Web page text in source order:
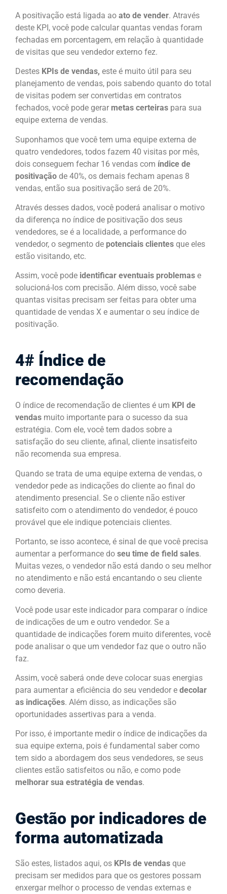
A positivação está ligada ao ato de vender. Através
deste KPI, você pode calcular quantas vendas foram
fechadas em porcentagem, em relação à quantidade
de visitas que seu vendedor externo fez.
Destes KPIs de vendas, este é muito útil para seu
planejamento de vendas, pois sabendo quanto do total
de visitas podem ser convertidas em contratos
fechados, você pode gerar metas certeiras para sua
equipe externa de vendas.
Suponhamos que você tem uma equipe externa de
quatro vendedores, todos fazem 40 visitas por mês,
dois conseguem fechar 16 vendas com índice de
positivação de 40%, os demais fecham apenas 8
vendas, então sua positivação será de 20%.
Através desses dados, você poderá analisar o motivo
da diferença no índice de positivação dos seus
vendedores, se é a localidade, a performance do
vendedor, o segmento de potenciais clientes que eles
estão visitando, etc.
Assim, você pode identificar eventuais problemas e
solucioná-los com precisão. Além disso, você sabe
quantas visitas precisam ser feitas para obter uma
quantidade de vendas X e aumentar o seu índice de
positivação.
4# Índice de
recomendação
O índice de recomendação de clientes é um KPI de
vendas muito importante para o sucesso da sua
estratégia. Com ele, você tem dados sobre a
satisfação do seu cliente, afinal, cliente insatisfeito
não recomenda sua empresa.
Quando se trata de uma equipe externa de vendas, o
vendedor pede as indicações do cliente ao final do
atendimento presencial. Se o cliente não estiver
satisfeito com o atendimento do vendedor, é pouco
provável que ele indique potenciais clientes.
Portanto, se isso acontece, é sinal de que você precisa
aumentar a performance do seu time de field sales.
Muitas vezes, o vendedor não está dando o seu melhor
no atendimento e não está encantando o seu cliente
como deveria.
Você pode usar este indicador para comparar o índice
de indicações de um e outro vendedor. Se a
quantidade de indicações forem muito diferentes, você
pode analisar o que um vendedor faz que o outro não
faz.
Assim, você saberá onde deve colocar suas energias
para aumentar a eficiência do seu vendedor e decolar
as indicações. Além disso, as indicações são
oportunidades assertivas para a venda.
Por isso, é importante medir o índice de indicações da
sua equipe externa, pois é fundamental saber como
tem sido a abordagem dos seus vendedores, se seus
clientes estão satisfeitos ou não, e como pode
melhorar sua estratégia de vendas.
Gestão por indicadores de
forma automatizada
São estes, listados aqui, os KPIs de vendas que
precisam ser medidos para que os gestores possam
enxergar melhor o processo de vendas externas e